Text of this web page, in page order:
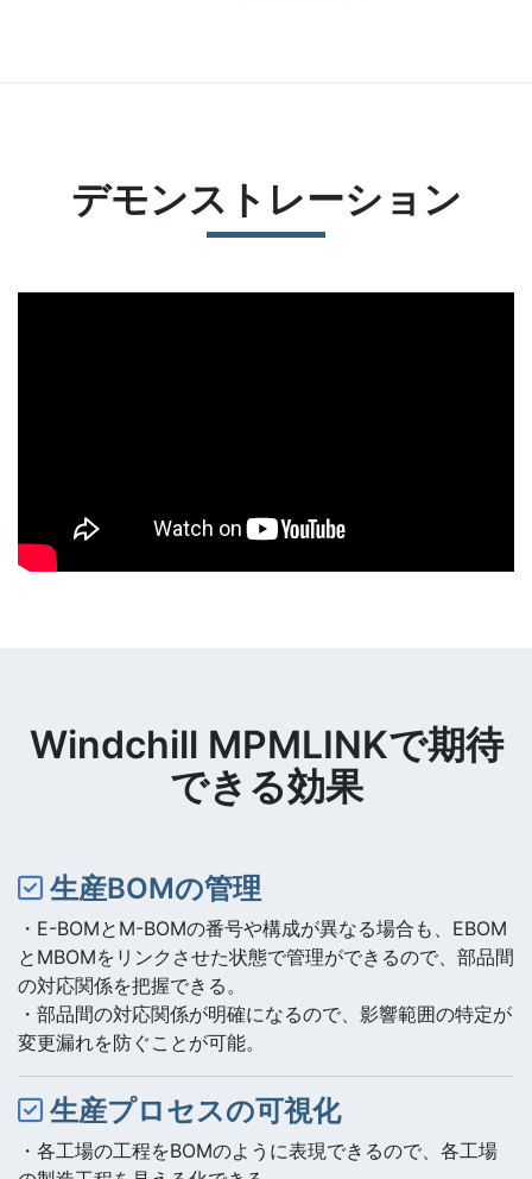
デモンストレーション
Windchill MPMLINKで期待
できる効果
生産BOMの管理
・E-BOMとM-BOMの番号や構成が異なる場合も、EBOM
とMBOMをリンクさせた状態で管理ができるので、部品間
の対応関係を把握できる。
・部品間の対応関係が明確になるので、影響範囲の特定が
変更漏れを防ぐことが可能。
生産プロセスの可視化
・各工場の工程をBOMのように表現できるので、各工場